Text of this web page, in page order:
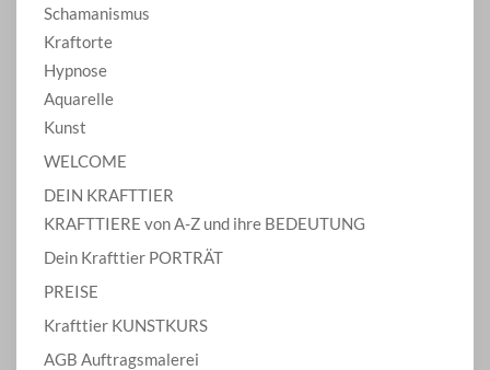
Schamanismus
Kraftorte
Hypnose
Aquarelle
Kunst
WELCOME
DEIN KRAFTTIER
KRAFTTIERE von A-Z und ihre BEDEUTUNG
Dein Krafttier PORTRÄT
PREISE
Krafttier KUNSTKURS
AGB Auftragsmalerei